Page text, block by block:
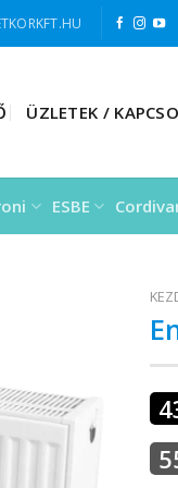
ÜZLETEK /
ESBE